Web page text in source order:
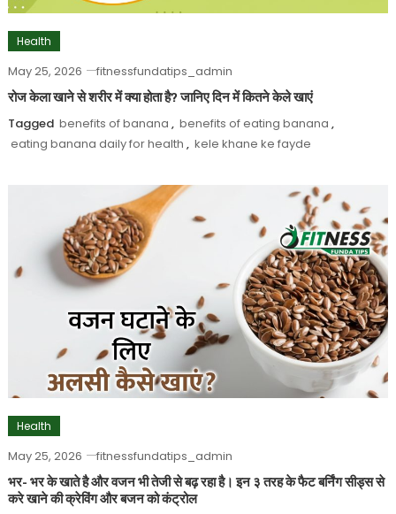
Health
May 25, 2026 fitnessfundatips_admin
रोज केला खाने से शरीर में क्या होता है? जानिए दिन में कितने केले खाएं
Tagged benefits of banana , benefits of eating banana ,
eating banana daily for health , kele khane ke fayde
Health
May 25, 2026 fitnessfundatips_admin
भर- भर के खाते है और वजन भी तेजी से बढ़ रहा है। इन ३ तरह के फैट बर्निंग सीड्स से
करे खाने की क्रेविंग और बजन को कंट्रोल